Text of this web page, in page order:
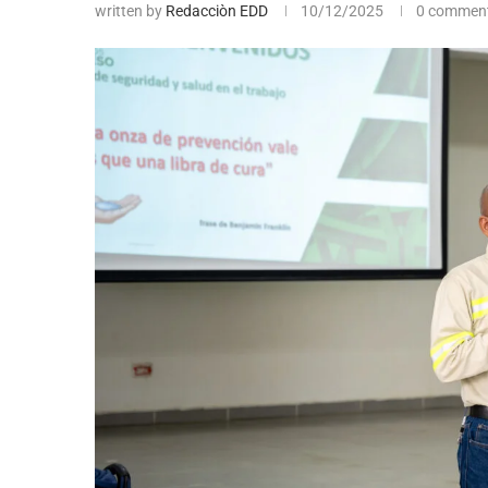
written by Redacciòn EDD 10/12/2025 0